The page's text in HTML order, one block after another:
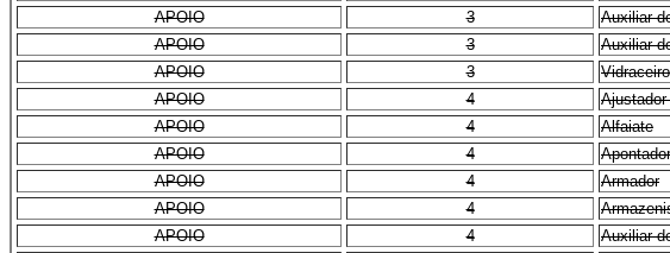
APOIO
3 Auxiliar
APOIO
3 Auxiliar
APOIO
3 Vidraceiro
APOIO
4
APOIO
4 Alfaiate
APOIO
4 Apontador
APOIO
4 Armador
APOIO
4
APOIO
4 Auxiliar